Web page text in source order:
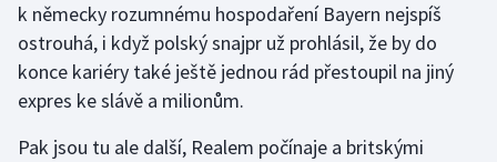
k německy rozumnému hospodaření Bayern nejspíš
ostrouhá, i když polský snajpr už prohlásil, že by do
konce kariéry také ještě jednou rád přestoupil na jiný
expres ke slávě a milionům.
Pak jsou tu ale další, Realem počínaje a britskými